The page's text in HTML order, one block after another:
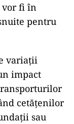
fi în
pentru
variații
impact
cetățenilor
sau